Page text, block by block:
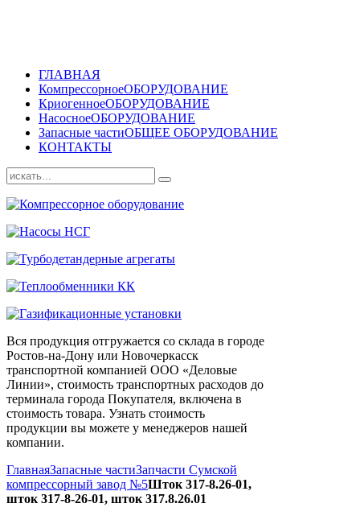
ГЛАВНАЯ
КомпрессорноеОБОРУДОВАНИЕ
КриогенноеОБОРУДОВАНИЕ
НасосноеОБОРУДОВАНИЕ
Запасные частиОБЩЕЕ ОБОРУДОВАНИЕ
КОНТАКТЫ
Вся продукция отгружается со склада в городе
Ростов-на-Дону или Новочеркасск
транспортной компанией ООО «Деловые
Линии», стоимость транспортных расходов до
терминала города Покупателя, включена в
стоимость товара. Узнать стоимость
продукции вы можете у менеджеров нашей
компании.
ГлавнаяЗапасные частиЗапчасти Сумской
компрессорный завод №5Шток 317-8.26-01,
шток 317-8-26-01, шток 317.8.26.01